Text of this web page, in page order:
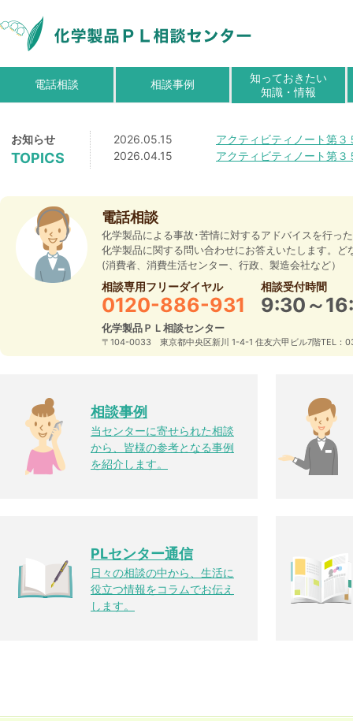
電話相談 相談事例
知っておきたい
知識・情報
お知らせ
TOPICS
2026.05.15
アクティビティノート第
2026.04.15
アクティビティノート第
電話相談
化学製品による事故･苦情に対するアドバイスを行っ
化学製品に関する問い合わせにお答えいたします。ど
(消費者、消費生活センター、行政、製造会社など）
相談専用フリーダイヤル
0120-886-931
相談受付時間
9:30～
化学製品ＰＬ相談センター
〒104-0033 東京都中央区新川 1-4-1 住友六甲ビル7階TEL
相談事例
当センターに寄せられた相談
から、皆様の参考となる事例
を紹介します。
PLセンター通信
日々の相談の中から、生活に
役立つ情報をコラムでお伝え
します。